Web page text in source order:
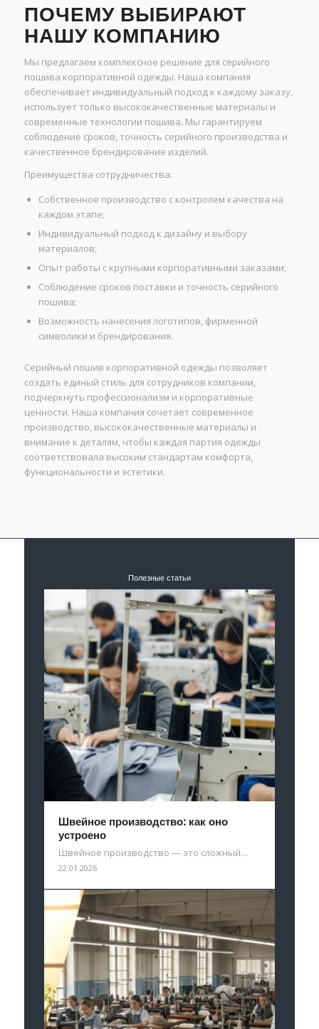
ПОЧЕМУ ВЫБИРАЮТ
НАШУ КОМПАНИЮ
Мы предлагаем комплексное решение для серийного
пошива корпоративной одежды. Наша компания
обеспечивает индивидуальный подход к каждому заказу,
использует только высококачественные материалы и
современные технологии пошива. Мы гарантируем
соблюдение сроков, точность серийного производства и
качественное брендирование изделий.
Преимущества сотрудничества:
Собственное производство с контролем качества на
каждом этапе;
Индивидуальный подход к дизайну и выбору
материалов;
Опыт работы с крупными корпоративными заказами;
Соблюдение сроков поставки и точность серийного
пошива;
Возможность нанесения логотипов, фирменной
символики и брендирования.
Серийный пошив корпоративной одежды позволяет
создать единый стиль для сотрудников компании,
подчеркнуть профессионализм и корпоративные
ценности. Наша компания сочетает современное
производство, высококачественные материалы и
внимание к деталям, чтобы каждая партия одежды
соответствовала высоким стандартам комфорта,
функциональности и эстетики.
Полезные статьи
Швейное производство: как оно
устроено
Швейное производство — это сложный…
22.01.2026